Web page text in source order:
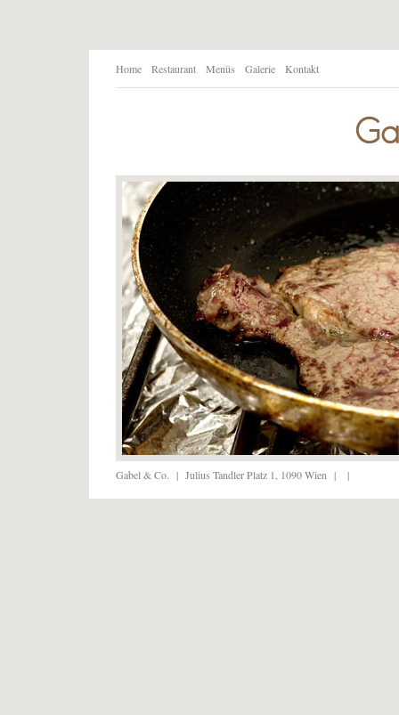
Home Restaurant Menüs Galerie Kontakt
Gabel & Co. | Julius Tandler Platz 1, 1090 Wien | |